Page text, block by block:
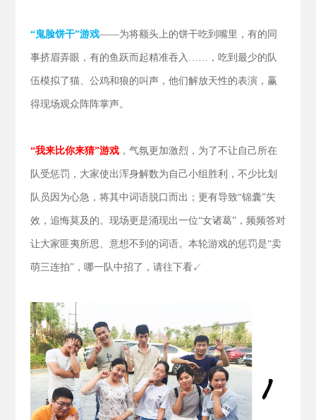
“鬼脸饼干”游戏——为将额头上的饼干吃到嘴里，有的同
事挤眉弄眼，有的鱼跃而起精准吞入……，吃到最少的队
伍模拟了猫、公鸡和狼的叫声，他们解放天性的表演，赢
得现场观众阵阵掌声。
“我来比你来猜”游戏，气氛更加激烈，为了不让自己所在
队受惩罚，大家使出浑身解数为自己小组胜利，不少比划
队员因为心急，将其中词语脱口而出；更有导致“锦囊”失
效，追悔莫及的。现场更是涌现出一位“女诸葛”，频频答对
让大家匪夷所思、意想不到的词语。本轮游戏的惩罚是“卖
萌三连拍”，哪一队中招了，请往下看↙